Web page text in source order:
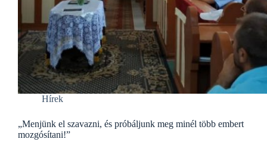
Hírek
„Menjünk el szavazni, és próbáljunk meg minél több embert
mozgósítani!”